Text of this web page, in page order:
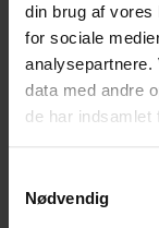
din brug af vores
for sociale
analysepartnere.
data med andre
de har indsamlet
Nødvendig